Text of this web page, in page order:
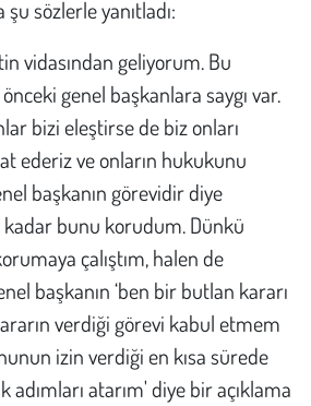
sözlerle yanıtladı:
vidasından geliyorum. Bu
genel başkanlara saygı var.
bizi eleştirse de biz onları
ederiz ve onların hukukunu
başkanın görevidir diye
bunu korudum. Dünkü
çalıştım, halen de
başkanın ‘ben bir butlan kararı
verdiği görevi kabul etmem
izin verdiği en kısa sürede
atarım' diye bir açıklama